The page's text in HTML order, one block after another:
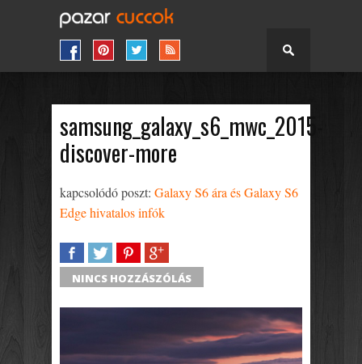
samsung_galaxy_s6_mwc_2015-
discover-more
kapcsolódó poszt: Galaxy S6 ára és Galaxy S6
Edge hivatalos infók
SHARETWEETSHARESHARE
NINCS HOZZÁSZÓLÁS